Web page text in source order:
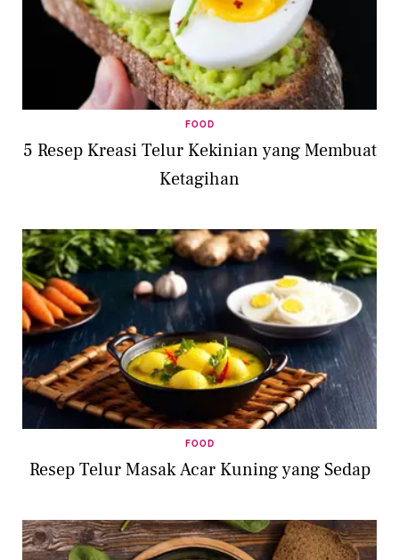
FOOD
5 Resep Kreasi Telur Kekinian yang Membuat
Ketagihan
FOOD
Resep Telur Masak Acar Kuning yang Sedap